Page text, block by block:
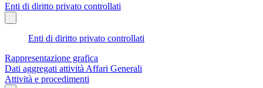
Enti di diritto privato controllati
Enti di diritto privato controllati
Rappresentazione grafica
Dati aggregati attività Affari Generali
Attività e procedimenti